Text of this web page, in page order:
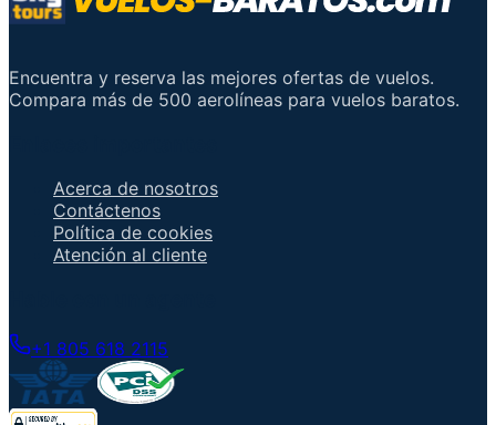
Encuentra y reserva las mejores ofertas de vuelos.
Compara más de 500 aerolíneas para vuelos baratos.
Acerca de nosotros
Contáctenos
Política de cookies
Atención al cliente
+1 805 618 2115